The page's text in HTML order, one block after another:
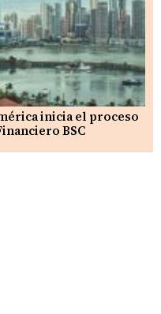
inicia el proceso
BSC